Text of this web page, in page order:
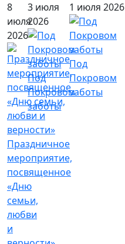
8
июля
2026
Праздничное
мероприятие,
посвященное
«Дню
семьи,
любви
и
3 июля
2026
Под
Покровом
заботы
1 июля 2026
Под
Покровом
заботы